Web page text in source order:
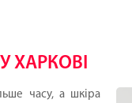
ХАРКОВІ
часу, а шкіра